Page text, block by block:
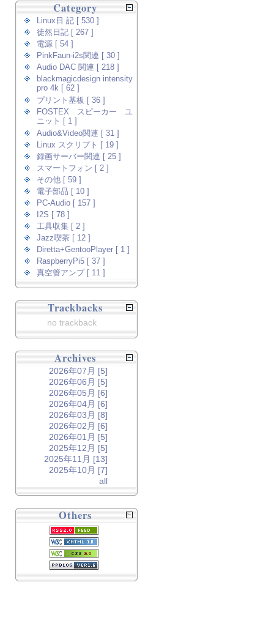
Category
Linux日 記 [ 530 ]
徒然日記 [ 267 ]
電源 [ 54 ]
PinkFaun-i2s関連 [ 30 ]
Audio DAC 関連 [ 218 ]
blackmagicdesign intensity
pro 4k [ 62 ]
プリント基板 [ 36 ]
FOSTEX スピーカー ユ
ニット [ 1 ]
Audio&Video関連 [ 31 ]
Linux スクリプト [ 19 ]
録画サーバー関連 [ 25 ]
スマートフォン [ 2 ]
その他 [ 59 ]
電子部品 [ 10 ]
PC-Audio [ 157 ]
I2S [ 78 ]
工具収集 [ 2 ]
Jazz喫茶 [ 12 ]
Diretta+GentooPlayer [ 1 ]
RaspberryPi5 [ 37 ]
真空管アンプ [ 11 ]
Trackbacks
no trackback
Archives
2026年07月 [5]
2026年06月 [5]
2026年05月 [6]
2026年04月 [6]
2026年03月 [8]
2026年02月 [6]
2026年01月 [5]
2025年12月 [5]
2025年11月 [13]
2025年10月 [7]
all
Others